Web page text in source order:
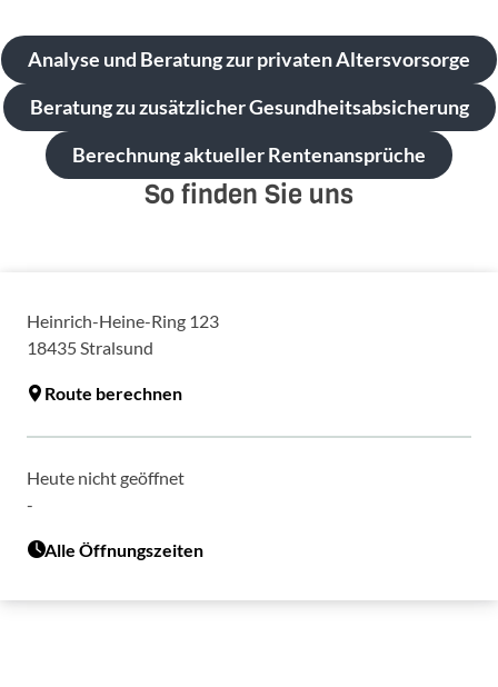
Analyse und Beratung zur privaten Altersvorsorge
Beratung zu zusätzlicher Gesundheitsabsicherung
Berechnung aktueller Rentenansprüche
So finden Sie uns
Heinrich-Heine-Ring 123
18435Stralsund
Route berechnen
Heute nicht geöffnet
-
Alle Öffnungszeiten